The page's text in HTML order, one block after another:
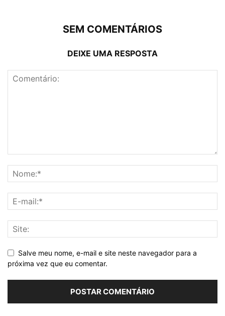
SEM COMENTÁRIOS
DEIXE UMA RESPOSTA
Salve meu nome, e-mail e site neste navegador para a
próxima vez que eu comentar.